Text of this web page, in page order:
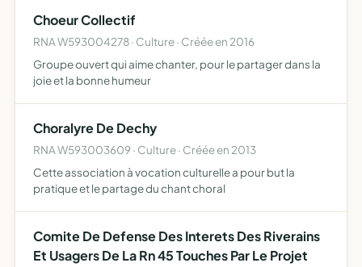
Choeur Collectif
RNA W593004278 · Culture · Créée en 2016
Groupe ouvert qui aime chanter, pour le partager dans la
joie et la bonne humeur
Choralyre De Dechy
RNA W593003609 · Culture · Créée en 2013
Cette association à vocation culturelle a pour but la
pratique et le partage du chant choral
Comite De Defense Des Interets Des Riverains
Et Usagers De La Rn 45 Touches Par Le Projet